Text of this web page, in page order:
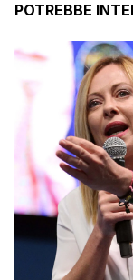
POTREBBE